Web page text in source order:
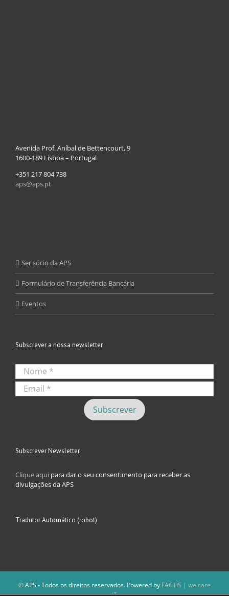
Avenida Prof. Aníbal de Bettencourt, 9
1600-189 Lisboa – Portugal
+351 217 804 738
aps@aps.pt
Ser sócio da APS
Formulário de Transferência Bancária
Eventos
Subscrever a nossa newsletter
Subscrever Newsletter
Clique aqui para dar o seu consentimento para receber as
divulgações da APS
Tradutor Automático (robot)
© APS - Todos os direitos reservados. Powered by FACTIS | we care
iT